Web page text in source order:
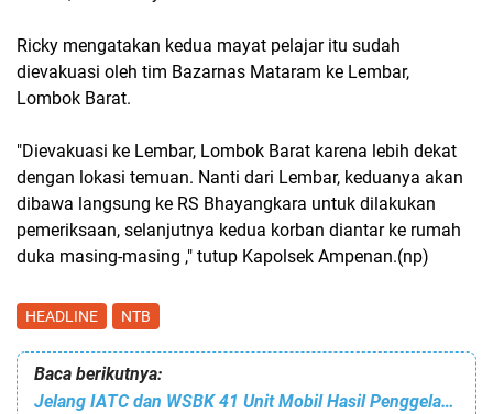
Ricky mengatakan kedua mayat pelajar itu sudah
dievakuasi oleh tim Bazarnas Mataram ke Lembar,
Lombok Barat.
"Dievakuasi ke Lembar, Lombok Barat karena lebih dekat
dengan lokasi temuan. Nanti dari Lembar, keduanya akan
dibawa langsung ke RS Bhayangkara untuk dilakukan
pemeriksaan, selanjutnya kedua korban diantar ke rumah
duka masing-masing ," tutup Kapolsek Ampenan.(np)
HEADLINE NTB
Baca berikutnya:
Jelang IATC dan WSBK 41 Unit Mobil Hasil Penggelapan Di Amankan Polres Loteng